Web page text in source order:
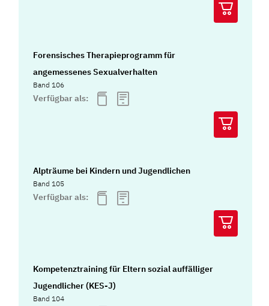
Forensisches Therapieprogramm für
angemessenes Sexualverhalten
Band 106
Verfügbar als:
Alpträume bei Kindern und Jugendlichen
Band 105
Verfügbar als:
Kompetenztraining für Eltern sozial auffälliger
Jugendlicher (KES-J)
Band 104